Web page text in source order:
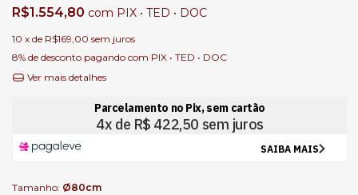
R$1.554,80 com PIX • TED • DOC
10 x de R$169,00 sem juros
8% de desconto pagando com PIX • TED • DOC
Ver mais detalhes
Tamanho: Ø80cm